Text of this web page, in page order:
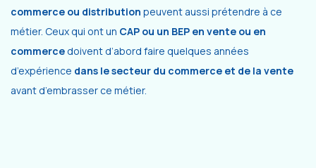
commerce ou distribution peuvent aussi prétendre à ce
métier. Ceux qui ont un CAP ou un BEP en vente ou en
commerce doivent d’abord faire quelques années
d’expérience dans le secteur du commerce et de la vente
avant d’embrasser ce métier.